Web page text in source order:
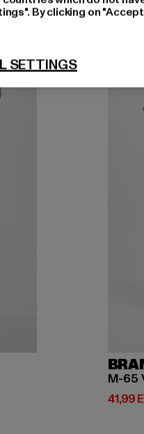
M-65
41,99
By clicking on
SETTINGS